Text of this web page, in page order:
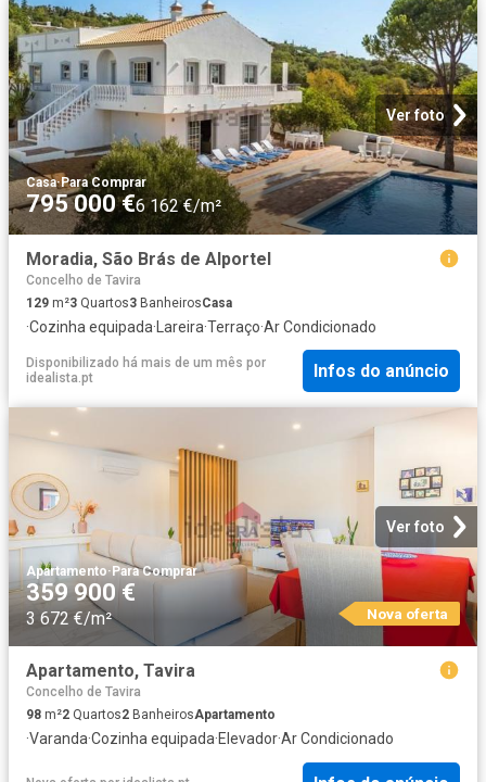
Ver foto
Casa·Para Comprar
795 000 €6 162 €/m²
Moradia, São Brás de Alportel
Concelho de Tavira
129 m²3 Quartos3 BanheirosCasa
·Cozinha equipada·Lareira·Terraço·Ar Condicionado
Disponibilizado há mais de um mês por
idealista.pt
Infos do anúncio
Ver foto
Apartamento·Para Comprar
359 900 €
3 672 €/m² Nova oferta
Apartamento, Tavira
Concelho de Tavira
98 m²2 Quartos2 BanheirosApartamento
·Varanda·Cozinha equipada·Elevador·Ar Condicionado